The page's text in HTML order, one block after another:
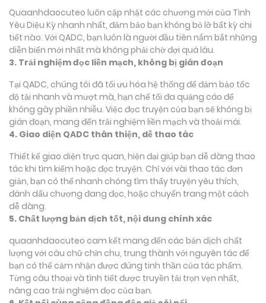
Quaanhdaocuteo luôn cập nhật các chương mới của Tình
Yêu Diệu Kỳ nhanh nhất, đảm bảo bạn không bỏ lỡ bất kỳ chi
tiết nào. Với QADC, bạn luôn là người đầu tiên nắm bắt những
diễn biến mới nhất mà không phải chờ đợi quá lâu.
3. Trải nghiệm đọc liền mạch, không bị gián đoạn
Tại QADC, chúng tôi đã tối ưu hóa hệ thống để đảm bảo tốc
độ tải nhanh và mượt mà, hạn chế tối đa quảng cáo để
không gây phiền nhiễu. Việc đọc truyện của bạn sẽ không bị
gián đoạn, mang đến trải nghiệm liền mạch và thoải mái.
4. Giao diện QADC thân thiện, dễ thao tác
Thiết kế giao diện trực quan, hiện đại giúp bạn dễ dàng thao
tác khi tìm kiếm hoặc đọc truyện. Chỉ với vài thao tác đơn
giản, bạn có thể nhanh chóng tìm thấy truyện yêu thích,
đánh dấu chương đang đọc, hoặc chuyển trang một cách
dễ dàng.
5. Chất lượng bản dịch tốt, nội dung chính xác
quaanhdaocuteo cam kết mang đến các bản dịch chất
lượng với câu chữ chỉn chu, trung thành với nguyên tác để
bạn có thể cảm nhận được đúng tinh thần của tác phẩm.
Từng câu thoại và tình tiết được truyền tải trọn vẹn nhất,
nâng cao trải nghiệm đọc của bạn.